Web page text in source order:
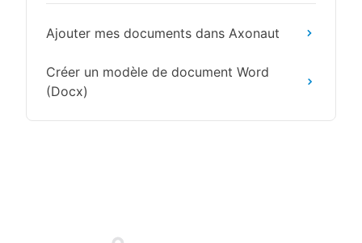
Ajouter mes documents dans Axonaut
Créer un modèle de document Word
(Docx)